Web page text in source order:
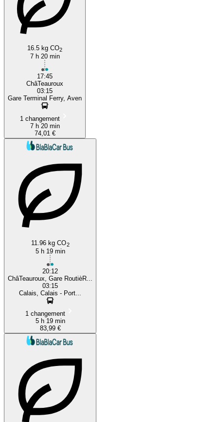
16.5 kg CO2
7 h 20 min
17:45
ChâTeauroux
03:15
Gare Terminal Ferry, Aven
1 changement
7 h 20 min
74,01 €
11.96 kg CO2
5 h 19 min
20:12
ChâTeauroux, Gare RoutièR...
03:15
Calais, Calais - Port...
1 changement
5 h 19 min
83,99 €